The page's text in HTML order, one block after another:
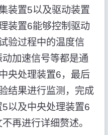
装置5以及驱动装置
装置6能够控制驱动
验过程中的温度信
加速信号等都是通
央处理装置6，最后
结果进行监测，完成
以及中央处理装置6
再进行详细赘述。